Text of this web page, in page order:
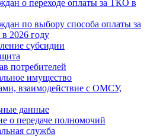
о переходе оплаты за ТКО в
по выбору способа оплаты за
2026 году
субсидии
потребителей
имущество
взаимодействие с ОМСУ,
данные
о передаче полномочий
служба